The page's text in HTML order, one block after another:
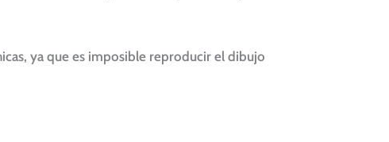
ya que es imposible reproducir el dibujo